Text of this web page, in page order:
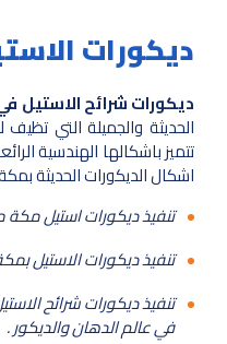
ديكورات
ديكورات شرائح الاستيل
الحديثة والجميلة التي
تتميز باشكالها الهندسية
اشكال الديكورات الحديثة
تنفيذ ديكورات استيل مكة
تنفيذ ديكورات الاستيل
تنفيذ ديكورات شرائح
في عالم الدهان والديكور .